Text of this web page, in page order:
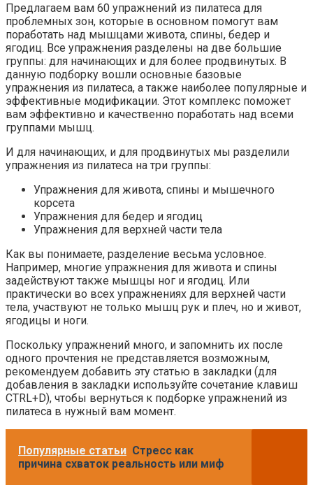
Предлагаем вам 60 упражнений из пилатеса для
проблемных зон, которые в основном помогут вам
поработать над мышцами живота, спины, бедер и
ягодиц. Все упражнения разделены на две большие
группы: для начинающих и для более продвинутых. В
данную подборку вошли основные базовые
упражнения из пилатеса, а также наиболее популярные и
эффективные модификации. Этот комплекс поможет
вам эффективно и качественно поработать над всеми
группами мышц.
И для начинающих, и для продвинутых мы разделили
упражнения из пилатеса на три группы:
Упражнения для живота, спины и мышечного
корсета
Упражнения для бедер и ягодиц
Упражнения для верхней части тела
Как вы понимаете, разделение весьма условное.
Например, многие упражнения для живота и спины
задействуют также мышцы ног и ягодиц. Или
практически во всех упражнениях для верхней части
тела, участвуют не только мышц рук и плеч, но и живот,
ягодицы и ноги.
Поскольку упражнений много, и запомнить их после
одного прочтения не представляется возможным,
рекомендуем добавить эту статью в закладки (для
добавления в закладки используйте сочетание клавиш
CTRL+D), чтобы вернуться к подборке упражнений из
пилатеса в нужный вам момент.
Популярные статьи Стресс как
причина схваток реальность или миф